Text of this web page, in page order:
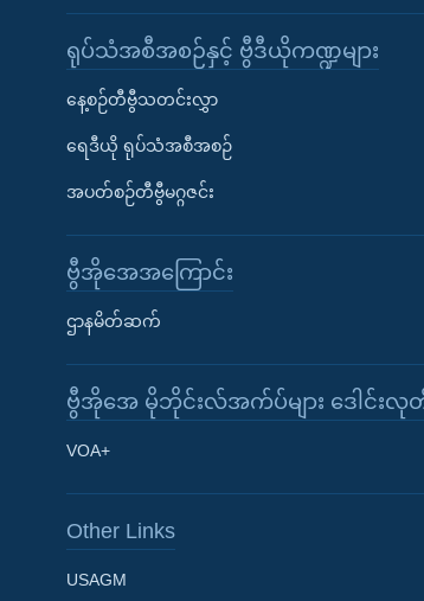
Learning English
ရုပ်သံအစီအစဉ်နှင့် ဗွီဒီယိုကဏ္ဍများ
နေ့စဉ်တီဗွီသတင်းလွှာ
ရေဒီယို ရုပ်သံအစီအစဉ်
အပတ်စဉ်တီဗွီမဂ္ဂဇင်း
ဗွီအိုအေအကြောင်း
ဌာနမိတ်ဆက်
ဗွီအိုအေ မိုဘိုင်းလ်အက်ပ်များ ဒေါင်း
VOA+
Other Links
USAGM